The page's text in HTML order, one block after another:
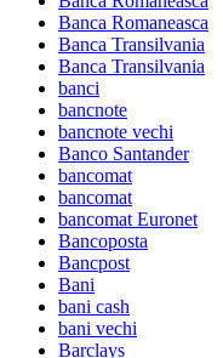
Banca Romaneasca
Banca Transilvania
Banca Transilvania
banci
bancnote
bancnote vechi
Banco Santander
bancomat
bancomat
bancomat Euronet
Bancoposta
Bancpost
Bani
bani cash
bani vechi
Barclays